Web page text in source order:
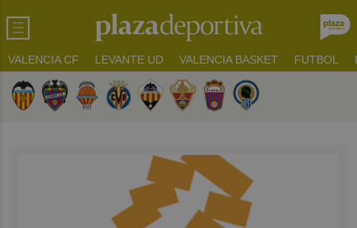
VALENCIA CF LEVANTE UD VALENCIA BASKET FUTBOL